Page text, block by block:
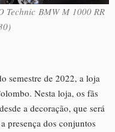
Technic BMW M 1000 RR
semestre de 2022, a loja
Nesta loja, os fãs
a decoração, que será
presença dos conjuntos